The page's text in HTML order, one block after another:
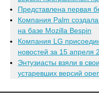
Представлена первая
Компания Palm
на базе Mozilla Bespin
Компания LG
новостей за 15 апреля
Энтузиасты взяли в
устаревших версий